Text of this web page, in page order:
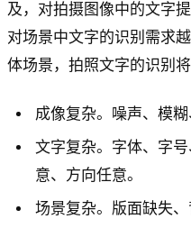
及，对拍摄图像中的文字
对场景中文字的识别需求
体场景，拍照文字的识别
成像复杂。噪声、模糊
文字复杂。字体、字
意、方向任意。
场景复杂。版面缺失、